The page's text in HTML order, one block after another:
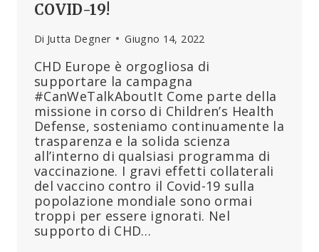
COVID-19!
Di Jutta Degner Giugno 14, 2022
CHD Europe è orgogliosa di
supportare la campagna
#CanWeTalkAboutIt Come parte della
missione in corso di Children’s Health
Defense, sosteniamo continuamente la
trasparenza e la solida scienza
all’interno di qualsiasi programma di
vaccinazione. I gravi effetti collaterali
del vaccino contro il Covid-19 sulla
popolazione mondiale sono ormai
troppi per essere ignorati. Nel
supporto di CHD…